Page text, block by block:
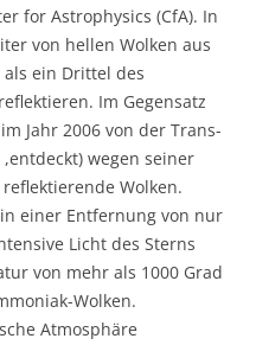
for Astrophysics (CfA). In
von hellen Wolken aus
ein Drittel des
Im Gegensatz
Jahr 2006 von der Trans-
,entdeckt) wegen seiner
Wolken.
einer Entfernung von nur
Licht des Sterns
von mehr als 1000 Grad
Wolken.
Atmosphäre